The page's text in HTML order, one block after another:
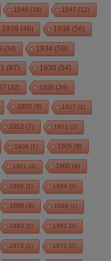
1948 (18) 1947 (12)
1939 (46) 1938 (56)
(34) 1934 (59)
(87) 1930 (54)
(32) 1926 (34)
1920 (9) 1917 (1)
1912 (7) 1911 (2)
1906 (1) 1905 (8)
1901 (4) 1900 (6)
1895 (1) 1894 (3)
1890 (9) 1889 (1)
1883 (1) 1882 (3)
1872 (1) 1871 (2)